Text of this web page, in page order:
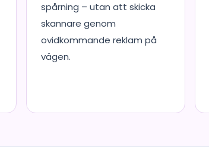
spårning – utan att skicka
skannare genom
ovidkommande reklam på
vägen.